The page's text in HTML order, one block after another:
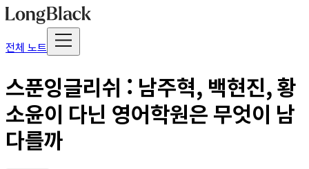
전체 노트
스푼잉글리쉬 : 남주혁, 백현진, 황
소윤이 다닌 영어학원은 무엇이 남
다를까